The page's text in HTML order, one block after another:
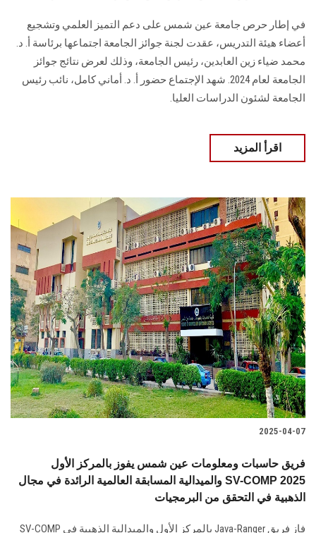
في إطار حرص جامعة عين شمس على دعم التميز العلمي وتشجيع
أعضاء هيئة التدريس، عقدت لجنة جوائز الجامعة اجتماعها برئاسة أ. د.
محمد ضياء زين العابدين، رئيس الجامعة، وذلك لعرض نتائج جوائز
الجامعة لعام 2024. شهد الإجتماع حضور أ. د. أماني كامل، نائب رئيس
الجامعة لشئون الدراسات العليا.
اقرأ المزيد
2025-04-07
فريق حاسبات ومعلومات عين شمس يفوز بالمركز الأول
والميدالية المسابقة العالمية الرائدة في مجال SV-COMP 2025
الذهبية في التحقق من البرمجيات
فاز فريق Java-Ranger بالمركز الأول والميدالية الذهبية في SV-COMP